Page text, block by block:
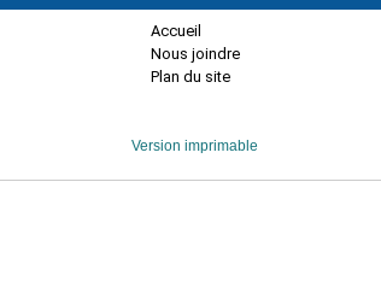
Accueil
Nous joindre
Plan du site
Version imprimable